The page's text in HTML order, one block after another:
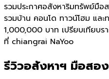
รวมประกาศอสังหาริมทรัพย์มือ
รวมบ้าน คอนโด ทาวน์โฮม และ
1,000,000 บาท เปรียบเทียบร
ที่ chiangrai NaYoo
รีวิวอสังหาฯ มือสอง